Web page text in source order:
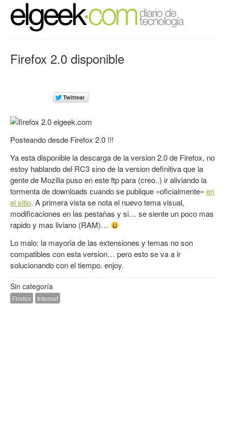
Firefox 2.0 disponible
Posteando desde Firefox 2.0 !!!
Ya esta disponible la descarga de la version 2.0 de Firefox, no
estoy hablando del RC3 sino de la version definitiva que la
gente de Mozilla puso en este ftp para (creo..) ir aliviando la
tormenta de downloads cuando se publique «oficialmente» en
el sitio. A primera vista se nota el nuevo tema visual,
modificaciones en las pestañas y si… se siente un poco mas
rapido y mas liviano (RAM)…
Lo malo: la mayoria de las extensiones y temas no son
compatibles con esta version… pero esto se va a ir
solucionando con el tiempo. enjoy.
Sin categoría
Firefox Internet